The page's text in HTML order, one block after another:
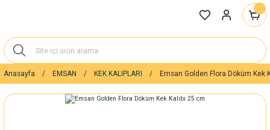
Anasayfa EMSAN KEK KALIPLARI Emsan Golden Flora Döküm Kek